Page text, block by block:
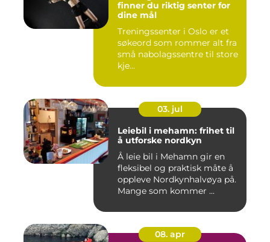
finner du riktig senter for
dine mål
Treningssenter i Oslo er et
søkeord som rommer alt fra
små nabolagssentre til store
kje...
03. jul
Leiebil i mehamn: frihet til
å utforske nordkyn
Å leie bil i Mehamn gir en
fleksibel og praktisk måte å
oppleve Nordkynhalvøya på.
Mange som kommer ...
08. apr